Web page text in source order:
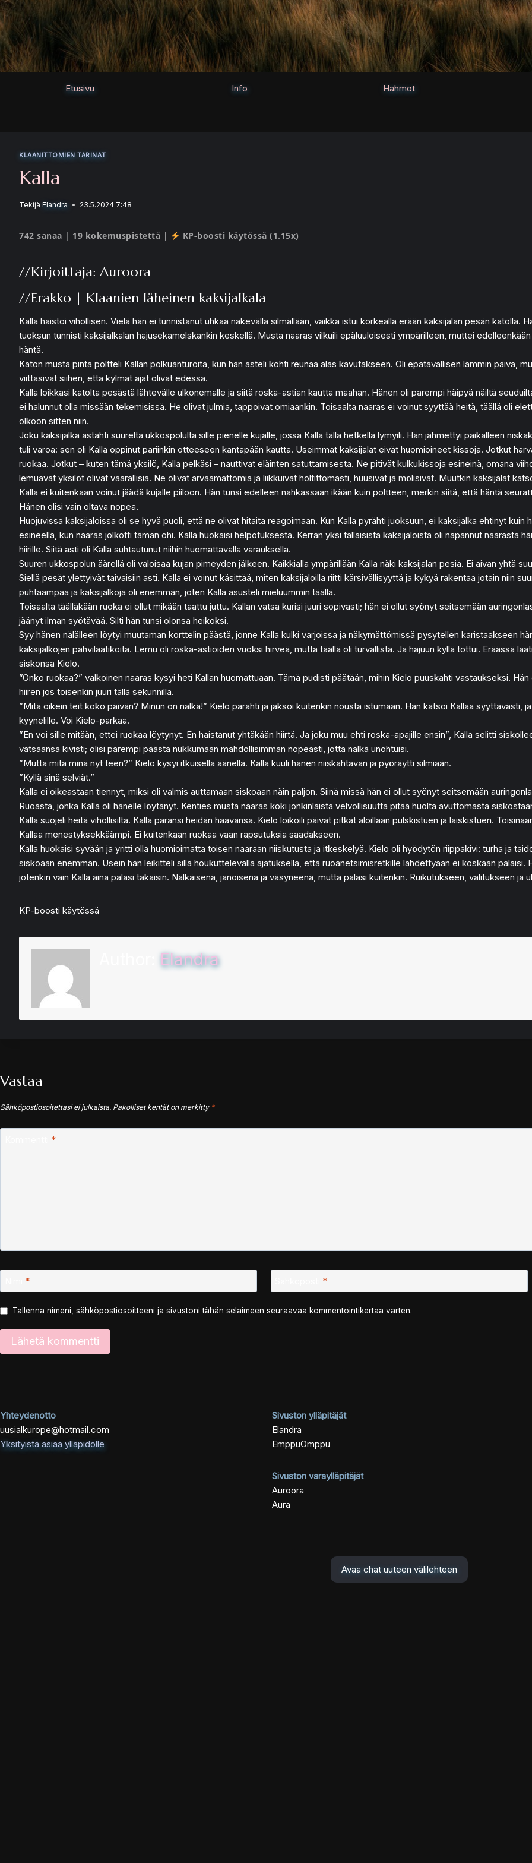
Siirry
sisältöön
Etusivu Info Hahmot
KLAANITTOMIEN TARINAT
Kalla
Tekijä Elandra 23.5.2024 7:48
742 sanaa | 19 kokemuspistettä | KP-boosti käytössä (1.15x)
//Kirjoittaja: Auroora
//Erakko | Klaanien läheinen kaksijalkala
Kalla haistoi vihollisen. Vielä hän ei tunnistanut uhkaa näkevällä silmällään, vaikka istui korkealla erään kaksijalan pesän katolla.
tuoksun tunnisti kaksijalkalan hajusekamelskankin keskellä. Musta naaras vilkuili epäluuloisesti ympärilleen, muttei
häntä.
Katon musta pinta poltteli Kallan polkuanturoita, kun hän asteli kohti reunaa alas kavutakseen. Oli epätavallisen lämmin päivä,
viittasivat siihen, että kylmät ajat olivat edessä.
Kalla loikkasi katolta pesästä lähtevälle ulkonemalle ja siitä roska-astian kautta maahan. Hänen oli parempi häipyä näiltä
ei halunnut olla missään tekemisissä. He olivat julmia, tappoivat omiaankin. Toisaalta naaras ei voinut syyttää heitä, täällä oli
olkoon sitten niin.
Joku kaksijalka astahti suurelta ukkospolulta sille pienelle kujalle, jossa Kalla tällä hetkellä lymyili. Hän jähmettyi paikalleen
tuli varoa: sen oli Kalla oppinut pariinkin otteeseen kantapään kautta. Useimmat kaksijalat eivät huomioineet kissoja. Jotkut
ruokaa. Jotkut – kuten tämä yksilö, Kalla pelkäsi – nauttivat eläinten satuttamisesta. Ne pitivät kulkukissoja esineinä, omana
lemuavat yksilöt olivat vaarallisia. Ne olivat arvaamattomia ja liikkuivat holtittomasti, huusivat ja mölisivät. Muutkin kaksijalat
Kalla ei kuitenkaan voinut jäädä kujalle piiloon. Hän tunsi edelleen nahkassaan ikään kuin poltteen, merkin siitä, että häntä
Hänen olisi vain oltava nopea.
Huojuvissa kaksijaloissa oli se hyvä puoli, että ne olivat hitaita reagoimaan. Kun Kalla pyrähti juoksuun, ei kaksijalka ehtinyt kuin
esineellä, kun naaras jolkotti tämän ohi. Kalla huokaisi helpotuksesta. Kerran yksi tällaisista kaksijaloista oli napannut naarasta
hiirille. Siitä asti oli Kalla suhtautunut niihin huomattavalla varauksella.
Suuren ukkospolun äärellä oli valoisaa kujan pimeyden jälkeen. Kaikkialla ympärillään Kalla näki kaksijalan pesiä. Ei aivan yhtä
Siellä pesät ylettyivät taivaisiin asti. Kalla ei voinut käsittää, miten kaksijaloilla riitti kärsivällisyyttä ja kykyä rakentaa jotain niin
puhtaampaa ja kaksijalkoja oli enemmän, joten Kalla asusteli mieluummin täällä.
Toisaalta täälläkään ruoka ei ollut mikään taattu juttu. Kallan vatsa kurisi juuri sopivasti; hän ei ollut syönyt seitsemään
jäänyt ilman syötävää. Silti hän tunsi olonsa heikoksi.
Syy hänen nälälleen löytyi muutaman korttelin päästä, jonne Kalla kulki varjoissa ja näkymättömissä pysytellen karistaakseen
kaksijalkojen pahvilaatikoita. Lemu oli roska-astioiden vuoksi hirveä, mutta täällä oli turvallista. Ja hajuun kyllä tottui. Eräässä
siskonsa Kielo.
”Onko ruokaa?” valkoinen naaras kysyi heti Kallan huomattuaan. Tämä pudisti päätään, mihin Kielo puuskahti vastaukseksi.
hiiren jos toisenkin juuri tällä sekunnilla.
”Mitä oikein teit koko päivän? Minun on nälkä!” Kielo parahti ja jaksoi kuitenkin nousta istumaan. Hän katsoi Kallaa syyttävästi,
kyynelille. Voi Kielo-parkaa.
”En voi sille mitään, ettei ruokaa löytynyt. En haistanut yhtäkään hiirtä. Ja joku muu ehti roska-apajille ensin”, Kalla selitti
vatsaansa kivisti; olisi parempi päästä nukkumaan mahdollisimman nopeasti, jotta nälkä unohtuisi.
”Mutta mitä minä nyt teen?” Kielo kysyi itkuisella äänellä. Kalla kuuli hänen niiskahtavan ja pyöräytti silmiään.
”Kyllä sinä selviät.”
Kalla ei oikeastaan tiennyt, miksi oli valmis auttamaan siskoaan näin paljon. Siinä missä hän ei ollut syönyt seitsemään
Ruoasta, jonka Kalla oli hänelle löytänyt. Kenties musta naaras koki jonkinlaista velvollisuutta pitää huolta avuttomasta
Kalla suojeli heitä vihollisilta. Kalla paransi heidän haavansa. Kielo loikoili päivät pitkät aloillaan pulskistuen ja laiskistuen.
Kallaa menestyksekkäämpi. Ei kuitenkaan ruokaa vaan rapsutuksia saadakseen.
Kalla huokaisi syvään ja yritti olla huomioimatta toisen naaraan niiskutusta ja itkeskelyä. Kielo oli hyödytön riippakivi: turha ja
siskoaan enemmän. Usein hän leikitteli sillä houkuttelevalla ajatuksella, että ruoanetsimisretkille lähdettyään ei koskaan palaisi.
jotenkin vain Kalla aina palasi takaisin. Nälkäisenä, janoisena ja väsyneenä, mutta palasi kuitenkin. Ruikutukseen, valitukseen ja
KP-boosti käytössä
Elandra
Vastaa
Sähköpostiosoitettasi ei julkaista. Pakolliset kentät on merkitty *
*
* *
Tallenna nimeni, sähköpostiosoitteeni ja sivustoni tähän selaimeen seuraavaa kommentointikertaa varten.
Yhteydenotto
uusialkurope@hotmail.com
Yksityistä asiaa ylläpidolle
Sivuston ylläpitäjät
Elandra
EmppuOmppu
Sivuston varaylläpitäjät
Auroora
Aura
Avaa chat uuteen välilehteen